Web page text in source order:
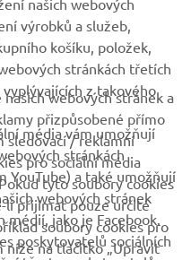
nabídkách,
mnoho dalšího
ODBĚRU
údajů a zjistěte, jak
ochrany osobních údajů
našich webových
výrobků a služeb,
košíku, položek,
stránkách třetích
z takového
média vám umožňují
stránkách
YouTube) a také umožňují
webových stránek
médií, jako je Facebook.
poskytovatelů sociálních
webových stránek a
přizpůsobené přímo
sledovací / reklamní
pro sociální média
tyto soubory cookies
li přijímat pouze určité
soubory cookies pro
níže na tlačítko „Upravit